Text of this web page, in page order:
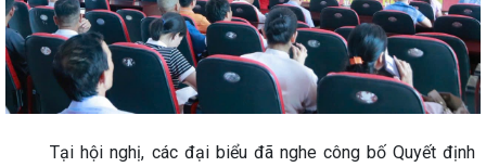
Tại hội nghị, các đại biểu đã nghe công bố Quyết định